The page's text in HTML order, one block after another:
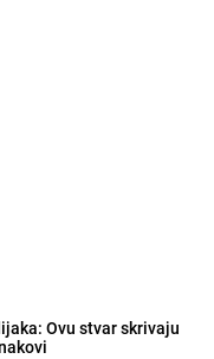
Ovu stvar skrivaju